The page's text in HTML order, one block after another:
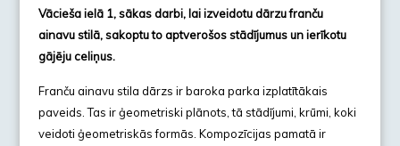
Vācieša ielā 1, sākas darbi, lai izveidotu dārzu franču
ainavu stilā, sakoptu to aptverošos stādījumus un ierīkotu
gājēju celiņus.
Franču ainavu stila dārzs ir baroka parka izplatītākais
paveids. Tas ir ģeometriski plānots, tā stādījumi, krūmi, koki
veidoti ģeometriskās formās. Kompozīcijas pamatā ir